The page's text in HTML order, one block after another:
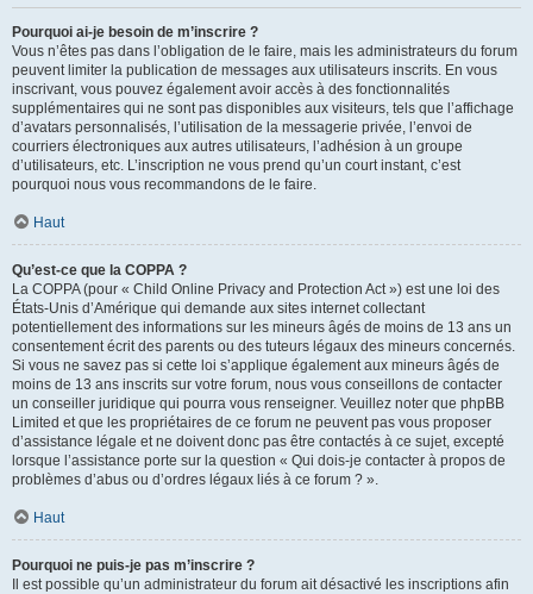
Pourquoi ai-je besoin de m’inscrire ?
Vous n’êtes pas dans l’obligation de le faire, mais les administrateurs du forum
peuvent limiter la publication de messages aux utilisateurs inscrits. En vous
inscrivant, vous pouvez également avoir accès à des fonctionnalités
supplémentaires qui ne sont pas disponibles aux visiteurs, tels que l’affichage
d’avatars personnalisés, l’utilisation de la messagerie privée, l’envoi de
courriers électroniques aux autres utilisateurs, l’adhésion à un groupe
d’utilisateurs, etc. L’inscription ne vous prend qu’un court instant, c’est
pourquoi nous vous recommandons de le faire.
Haut
Qu’est-ce que la COPPA ?
La COPPA (pour « Child Online Privacy and Protection Act ») est une loi des
États-Unis d’Amérique qui demande aux sites internet collectant
potentiellement des informations sur les mineurs âgés de moins de 13 ans un
consentement écrit des parents ou des tuteurs légaux des mineurs concernés.
Si vous ne savez pas si cette loi s’applique également aux mineurs âgés de
moins de 13 ans inscrits sur votre forum, nous vous conseillons de contacter
un conseiller juridique qui pourra vous renseigner. Veuillez noter que phpBB
Limited et que les propriétaires de ce forum ne peuvent pas vous proposer
d’assistance légale et ne doivent donc pas être contactés à ce sujet, excepté
lorsque l’assistance porte sur la question « Qui dois-je contacter à propos de
problèmes d’abus ou d’ordres légaux liés à ce forum ? ».
Haut
Pourquoi ne puis-je pas m’inscrire ?
Il est possible qu’un administrateur du forum ait désactivé les inscriptions afin